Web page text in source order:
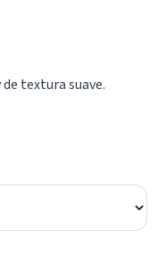
textura suave.